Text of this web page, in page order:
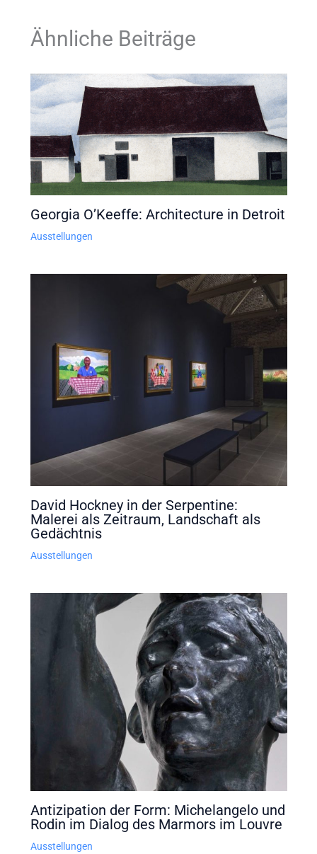
Ähnliche Beiträge
Georgia O’Keeffe: Architecture in Detroit
Ausstellungen
David Hockney in der Serpentine:
Malerei als Zeitraum, Landschaft als
Gedächtnis
Ausstellungen
Antizipation der Form: Michelangelo und
Rodin im Dialog des Marmors im Louvre
Ausstellungen